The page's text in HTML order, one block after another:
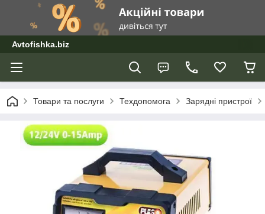
Avtofishka.biz
Товари та послуги Техдопомога Зарядні пристрої